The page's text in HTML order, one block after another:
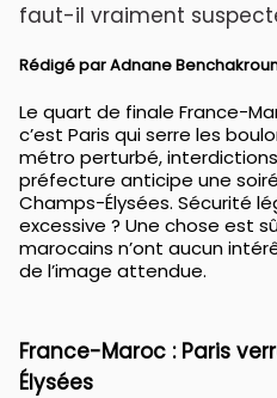
faut-il vraiment
Rédigé parAdnane
Le quart de finale France-
c’est Paris qui serre les
métro perturbé,
préfecture anticipe une
Champs-Élysées. Sécurité
excessive ? Une chose est
marocains n’ont aucun
de l’image attendue.
France-Maroc : Paris
Élysées